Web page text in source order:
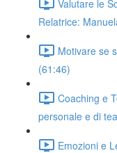
Valutare le
Relatrice:
Motivare se
(61:46)
Coaching e
personale e di
Emozioni e